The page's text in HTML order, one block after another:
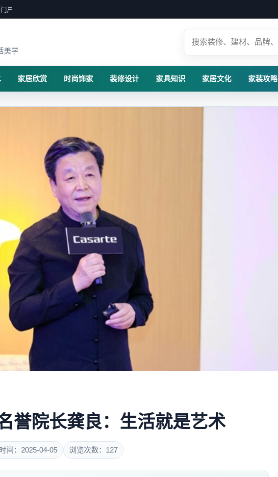
户
美学
家居欣赏 时尚饰家 装修设计 家具知识 家居文化 家装攻略
誉院长龚良：生活就是艺术
间：2025-04-05 浏览次数：127